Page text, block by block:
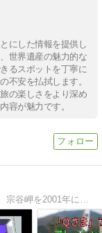
にした情報を提供し
世界遺産の魅力的な
るスポットを丁寧に
不安を払拭します。
の楽しさをより深め
容が魅力です。